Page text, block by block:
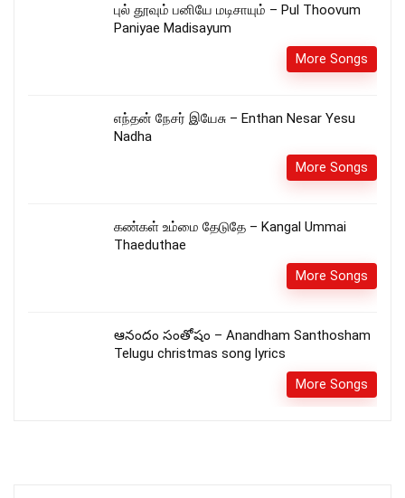
புல் தூவும் பனியே மடிசாயும் – Pul Thoovum
Paniyae Madisayum
More Songs
எந்தன் நேசர் இயேசு – Enthan Nesar Yesu
Nadha
More Songs
கண்கள் உம்மை தேடுதே – Kangal Ummai
Thaeduthae
More Songs
ఆనందం సంతోషం – Anandham Santhosham
Telugu christmas song lyrics
More Songs